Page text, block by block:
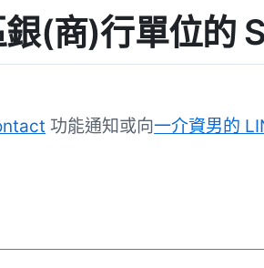
(商)行單位的
功能通知或向一介資男的